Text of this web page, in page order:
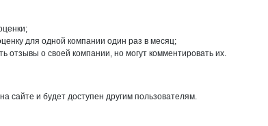
для одной компании один раз в месяц;
отзывы о своей компании, но могут комментировать их.
сайте и будет доступен другим пользователям.